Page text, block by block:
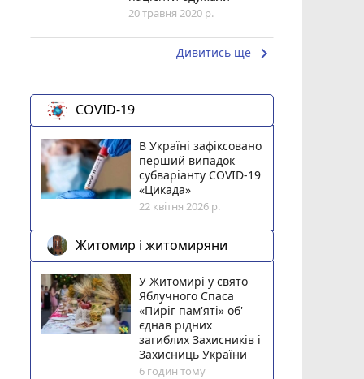
20 травня 2020 р.
Дивитись ще keyboard_arrow_right
COVID-19
В Україні зафіксовано
перший випадок
субваріанту COVID-19
«Цикада»
22 квітня 2026 р.
Житомир і житомиряни
У Житомирі у свято
Яблучного Спаса
«Пиріг пам'яті» об'
єднав рідних
загиблих Захисників і
Захисниць України
6 годин тому